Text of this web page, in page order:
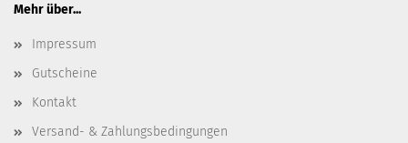
Mehr über...
Impressum
Gutscheine
Kontakt
Versand- & Zahlungsbedingungen